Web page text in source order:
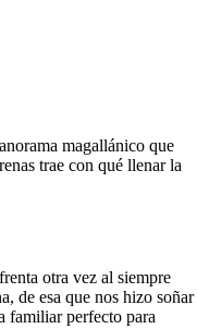
magallánico que
trae con qué llenar la
otra vez al siempre
de esa que nos hizo soñar
familiar perfecto para